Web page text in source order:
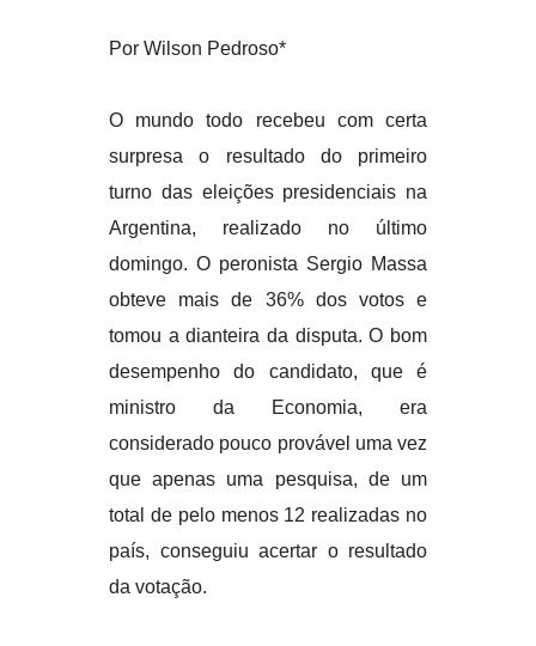
Por Wilson Pedroso*
O mundo todo recebeu com certa
surpresa o resultado do primeiro
turno das eleições presidenciais na
Argentina, realizado no último
domingo. O peronista Sergio Massa
obteve mais de 36% dos votos e
tomou a dianteira da disputa. O bom
desempenho do candidato, que é
ministro da Economia, era
considerado pouco provável uma vez
que apenas uma pesquisa, de um
total de pelo menos 12 realizadas no
país, conseguiu acertar o resultado
da votação.